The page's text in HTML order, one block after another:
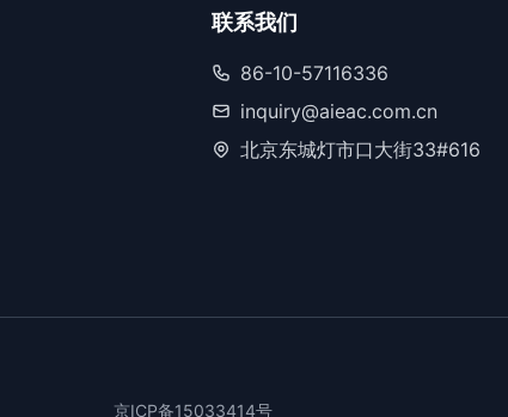
联系我们
86-10-57116336
inquiry@aieac.com.cn
北京东城灯市口大街33#616
京ICP备15033414号